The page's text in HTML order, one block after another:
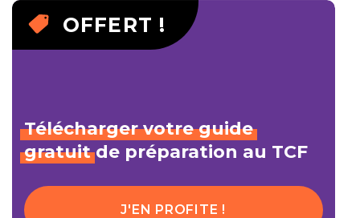
OFFERT !
Télécharger votre guide
gratuitde préparation au TCF
J'EN PROFITE !